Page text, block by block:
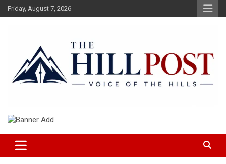
Skip
to
Friday, August 7, 2026
The Hillpost